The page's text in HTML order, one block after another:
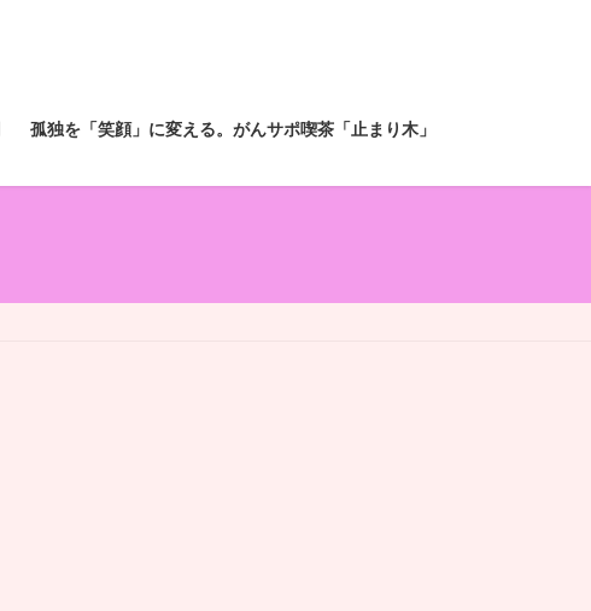
孤独を「笑顔」に変える。がんサポ喫茶「止まり木」